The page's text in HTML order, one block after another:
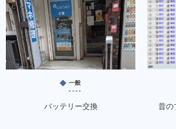
一般
バッテリー交換 昔の